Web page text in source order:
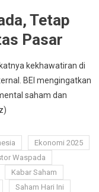
Tetap
Pasar
kekhawatiran di
BEI mengingatkan
saham dan
Ekonomi 2025
Waspada
Kabar Saham
Saham Hari Ini